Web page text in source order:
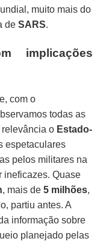
muito mais do
deSARS.
implicações
com o
todas as
o Estado-
espetaculares
pelos militares na
ineficazes. Quase
, mais de 5 milhões,
partiu antes. A
informação sobre
planejado pelas